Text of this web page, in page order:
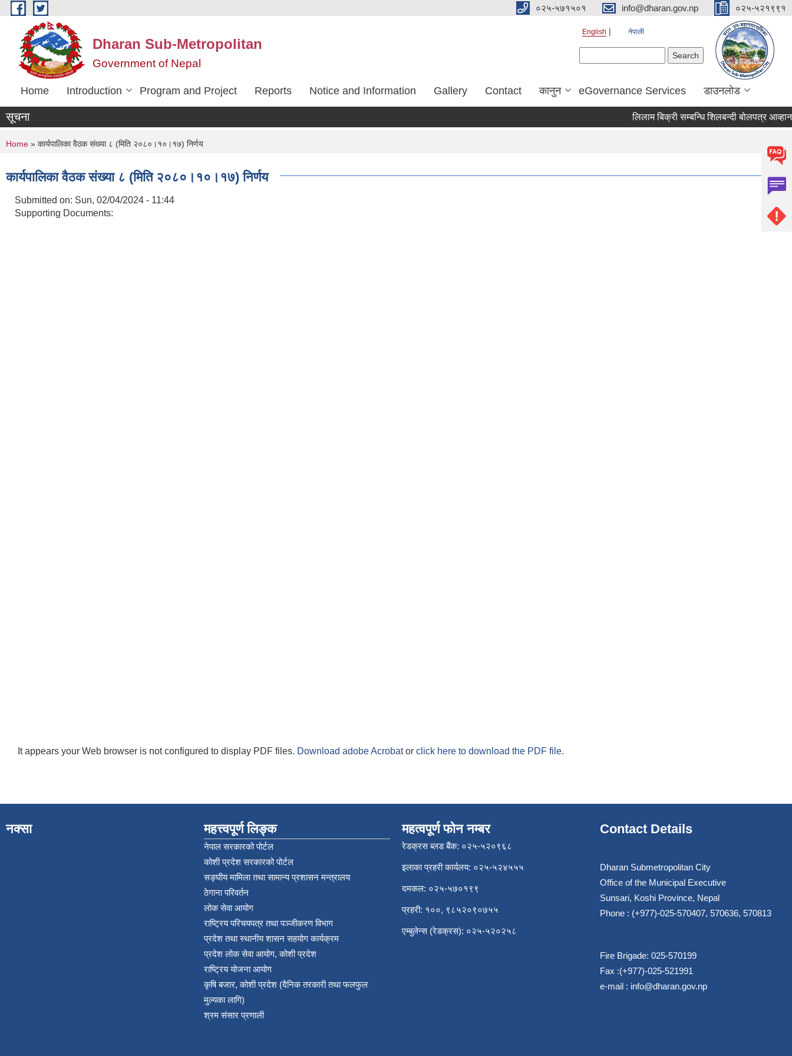
Skip to main content ०२५-५७१५०१ info@dharan.gov.np ०२५-५२१९९१
Dharan Sub-Metropolitan
Government of Nepal
English नेपाली
Home Introduction Program and Project Reports Notice and Information Gallery Contact कानुन eGovernance Services डाउनलोड
सूचना लिलाम बिक्री सम्बन्धि
You are here
Home » कार्यपालिका वैठक संख्या ८ (मिति २०८०।१०।१७) निर्णय
कार्यपालिका वैठक संख्या ८ (मिति २०८०।१०।१७) निर्णय
Submitted on: Sun, 02/04/2024 - 11:44
Supporting Documents:
It appears your Web browser is not configured to display PDF files. Download adobe Acrobator click here to download the PDF file.
नक्सा महत्त्वपूर्ण लिङ्क
नेपाल सरकारको पोर्टल
कोशी प्रदेश सरकारको पोर्टल
सङ्‍घीय मामिला तथा सामान्य प्रशासन मन्त्रालय
ठेगाना परिवर्तन
लोक सेवा आयोग
राष्ट्रिय परिचयपत्र तथा पञ्‍जीकरण विभाग
प्रदेश तथा स्थानीय शासन सहयोग कार्यक्रम
प्रदेश लोक सेवा आयोग, कोशी प्रदेश
राष्ट्रिय योजना आयोग
कृषि बजार, कोशी प्रदेश (दैनिक तरकारी तथा फलफुल
मुल्यका लागि)
श्रम संसार प्रणाली
महत्वपूर्ण फोन नम्बर
रेडक्रस ब्लड बैंक: ०२५-५२०९६८
इलाका प्रहरी कार्यलय: ०२५-५२४५५५
दमकल: ०२५-५७०१९९
प्रहरी: १००, ९८५२०९०७५५
एम्बुलेन्स (रेडक्रस): ०२५-५२०२५८
Contact Details
Dharan Submetropolitan City
Office of the Municipal Executive
Sunsari, Koshi Province, Nepal
Phone : (+977)-025-570407, 570636, 570813
Fire Brigade: 025-570199
Fax :(+977)-025-521991
e-mail : info@dharan.gov.np